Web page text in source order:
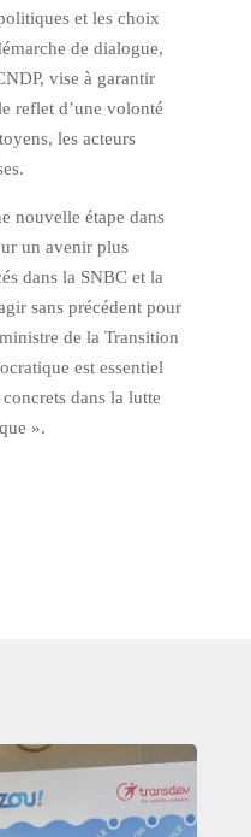
et les choix
de dialogue,
vise à garantir
reflet d’une volonté
les acteurs
nouvelle étape dans
un avenir plus
dans la SNBC et la
sans précédent pour
de la Transition
est essentiel
dans la lutte
».